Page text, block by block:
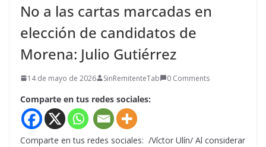
No a las cartas marcadas en
elección de candidatos de
Morena: Julio Gutiérrez
14 de mayo de 2026 SinRemitenteTab 0 Comments
Comparte en tus redes sociales:
Comparte en tus redes sociales: /Víctor Ulín/ Al considerar